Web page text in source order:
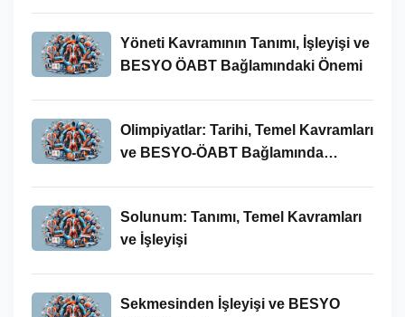
Yöneti Kavramının Tanımı, İşleyişi ve
BESYO ÖABT Bağlamındaki Önemi
Olimpiyatlar: Tarihi, Temel Kavramları
ve BESYO-ÖABT Bağlamında
Solunum: Tanımı, Temel Kavramları
ve İşleyişi
Sekmesinden İşleyişi ve BESYO